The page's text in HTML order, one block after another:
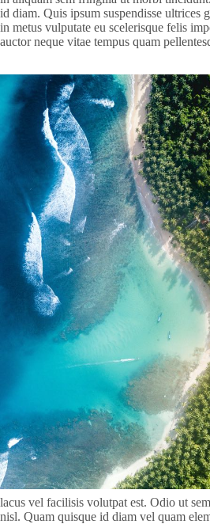
id diam. Quis ipsum suspendisse ultrices
in metus vulputate eu scelerisque felis
auctor neque vitae tempus quam
lacus vel facilisis volutpat est. Odio ut
nisl. Quam quisque id diam vel quam